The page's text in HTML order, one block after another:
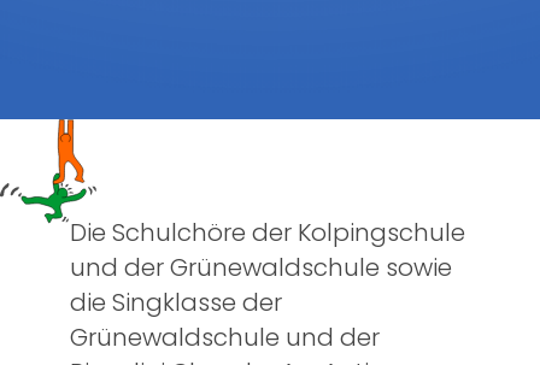
Die Schulchöre der Kolpingschule
und der Grünewaldschule sowie
die Singklasse der
Grünewaldschule und der